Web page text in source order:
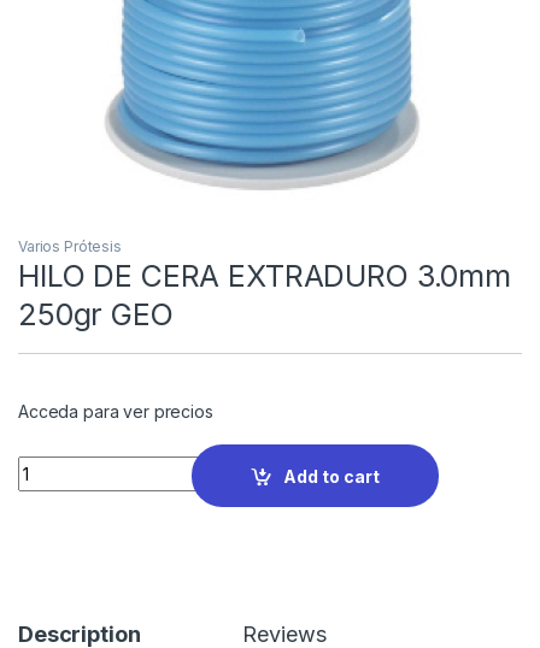
Varios Prótesis
HILO DE CERA EXTRADURO 3.0mm
250gr GEO
Acceda para ver precios
Quantity
Add to cart
Description Reviews